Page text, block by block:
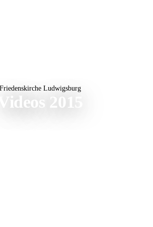
Friedenskirche Ludwigsburg
Videos 2015